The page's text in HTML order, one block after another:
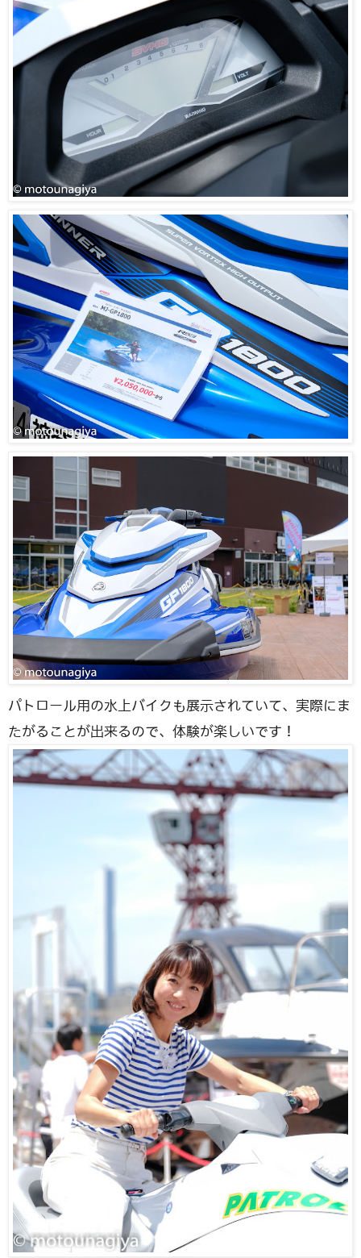
パトロール用の水上バイクも展示されていて、実際にま
たがることが出来るので、体験が楽しいです！